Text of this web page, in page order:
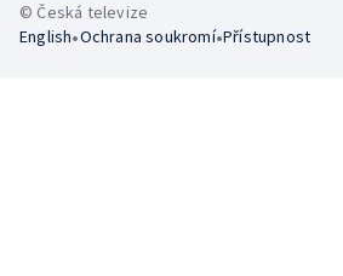
© Česká televize
English•Ochrana soukromí•Přístupnost